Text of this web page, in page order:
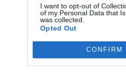
I want to opt-out of
of my Personal Data that
was collected.
Opted Out
CONFIRM
συγγνώμη κύριε